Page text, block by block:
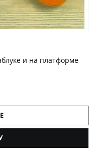
и на платформе